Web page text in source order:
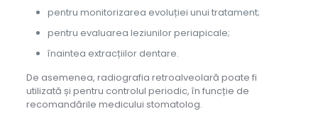
pentru monitorizarea evoluției unui tratament;
pentru evaluarea leziunilor periapicale;
înaintea extracțiilor dentare.
De asemenea, radiografia retroalveolară poate fi
utilizată și pentru controlul periodic, în funcție de
recomandările medicului stomatolog.